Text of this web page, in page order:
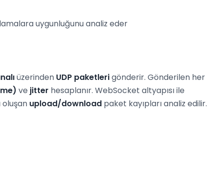
uygunluğunu analiz eder
üzerinden UDP paketlerigönderir. Gönderilen her
ve jitter hesaplanır. WebSocket altyapısı ile
upload/download paket kayıpları analiz edilir.